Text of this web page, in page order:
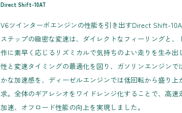
Direct Shift-10AT
V6ツインターボエンジンの性能を引き出すDirect Shift-
ステップの緻密な変速は、ダイレクトなフィーリングと
作に素早く応じるリズミカルで気持ちのよい走りを生み出
性と変速タイミングの最適化を図り、ガソリンエンジンで
かな加速感を、ディーゼルエンジンでは低回転から盛り上
求。全体のギアレシオをワイドレンジ化することで、高速
加速、オフロード性能の向上を実現しました。